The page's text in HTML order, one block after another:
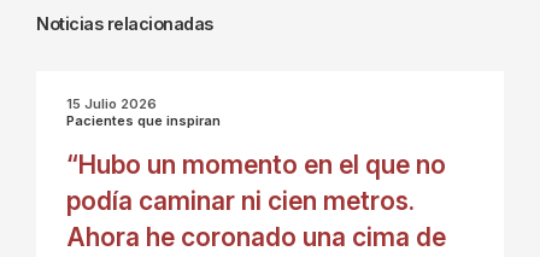
Noticias relacionadas
15 Julio 2026
Pacientes que inspiran
“Hubo un momento en el que no
podía caminar ni cien metros.
Ahora he coronado una cima de